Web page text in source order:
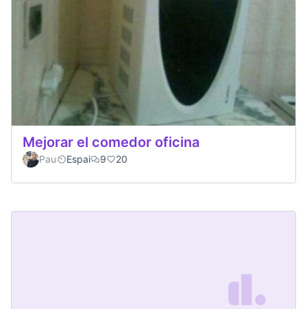
Mejorar el comedor oficina
Pau Espai 9 20